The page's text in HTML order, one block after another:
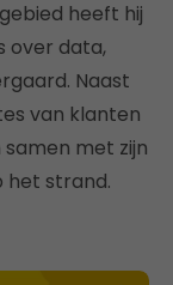
heeft hij
over data,
Naast
van klanten
met zijn
het strand.